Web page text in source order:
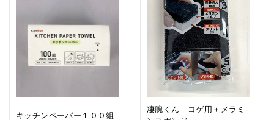
キッチンペーパー１００組
凄腕くん コゲ用＋メラミ